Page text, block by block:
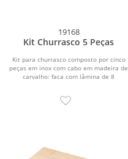
19168
Kit Churrasco 5 Peças
Kit para churrasco composto por cinco
peças em inox com cabo em madeira de
carvalho: faca com lâmina de 8